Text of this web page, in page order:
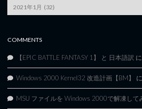
Archives
COMMENTS
【EPIC BATTLE FANTASY 1】 と 日本語訳 に
Windows 2000 Kernel32 改造計画【BM】 に
MSU ファイルを Windows 2000で解凍して